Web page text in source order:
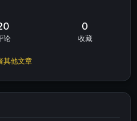
论
0
收藏
其他文章